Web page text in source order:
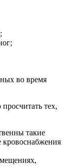
во время
тех,
такие
кровоснабжения